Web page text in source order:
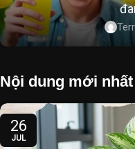
Nội dung mới nhất
26
JUL